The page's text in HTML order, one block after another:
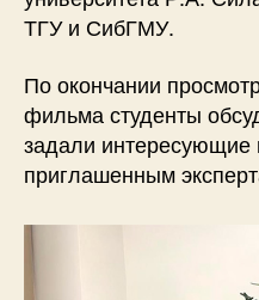
ТГУ и СибГМУ.
По окончании
фильма студенты
задали интересующие
приглашенным